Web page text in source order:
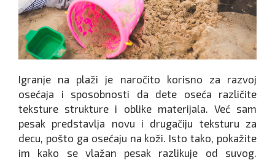
Igranje na plaži je naročito korisno za razvoj
osećaja i sposobnosti da dete oseća različite
teksture strukture i oblike materijala. Već sam
pesak predstavlja novu i drugačiju teksturu za
decu, pošto ga osećaju na koži. Isto tako, pokažite
im kako se vlažan pesak razlikuje od suvog.